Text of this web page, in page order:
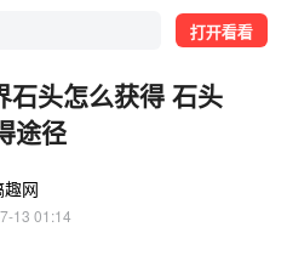
打开看看
石头怎么获得 石头
途径
趣网
13 01:14